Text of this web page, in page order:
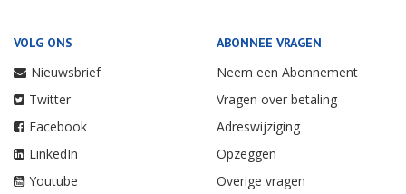
VOLG ONS
Nieuwsbrief
Twitter
Facebook
LinkedIn
Youtube
ABONNEE VRAGEN
Neem een Abonnement
Vragen over betaling
Adreswijziging
Opzeggen
Overige vragen